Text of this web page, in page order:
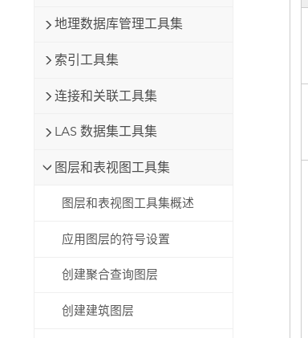
地理数据库管理工具集
索引工具集
连接和关联工具集
LAS 数据集工具集
图层和表视图工具集
图层和表视图工具集概述
应用图层的符号设置
创建聚合查询图层
创建建筑图层